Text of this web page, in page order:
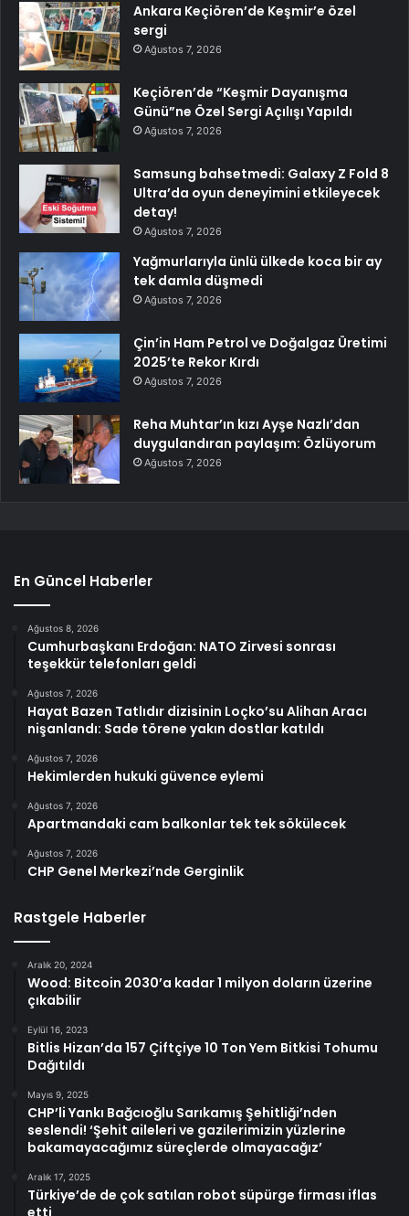
Ankara Keçiören’de Keşmir’e özel
sergi
Ağustos 7, 2026
Keçiören’de “Keşmir Dayanışma
Günü”ne Özel Sergi Açılışı Yapıldı
Ağustos 7, 2026
Samsung bahsetmedi: Galaxy Z Fold 8
Ultra’da oyun deneyimini etkileyecek
detay!
Ağustos 7, 2026
Yağmurlarıyla ünlü ülkede koca bir ay
tek damla düşmedi
Ağustos 7, 2026
Çin’in Ham Petrol ve Doğalgaz Üretimi
2025’te Rekor Kırdı
Ağustos 7, 2026
Reha Muhtar’ın kızı Ayşe Nazlı’dan
duygulandıran paylaşım: Özlüyorum
Ağustos 7, 2026
En Güncel Haberler
Ağustos 8, 2026
Cumhurbaşkanı Erdoğan: NATO Zirvesi sonrası
teşekkür telefonları geldi
Ağustos 7, 2026
Hayat Bazen Tatlıdır dizisinin Loçko’su Alihan Aracı
nişanlandı: Sade törene yakın dostlar katıldı
Ağustos 7, 2026
Hekimlerden hukuki güvence eylemi
Ağustos 7, 2026
Apartmandaki cam balkonlar tek tek sökülecek
Ağustos 7, 2026
CHP Genel Merkezi’nde Gerginlik
Rastgele Haberler
Aralık 20, 2024
Wood: Bitcoin 2030’a kadar 1 milyon doların üzerine
çıkabilir
Eylül 16, 2023
Bitlis Hizan’da 157 Çiftçiye 10 Ton Yem Bitkisi Tohumu
Dağıtıldı
Mayıs 9, 2025
CHP’li Yankı Bağcıoğlu Sarıkamış Şehitliği’nden
seslendi! ‘Şehit aileleri ve gazilerimizin yüzlerine
bakamayacağımız süreçlerde olmayacağız’
Aralık 17, 2025
Türkiye’de de çok satılan robot süpürge firması iflas
etti